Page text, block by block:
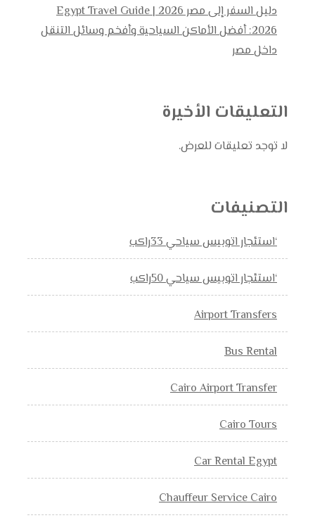
دليل السفر إلى مصر 2026 | Egypt Travel Guide
2026: أفضل الأماكن السياحية وأفخم وسائل التنقل
داخل مصر
التعليقات الأخيرة
لا توجد تعليقات للعرض.
التصنيفات
‘استئجار اتوبيس سياحي 33راكب
‘استئجار اتوبيس سياحي 50راكب
Airport Transfers
Bus Rental
Cairo Airport Transfer
Cairo Tours
Car Rental Egypt
Chauffeur Service Cairo